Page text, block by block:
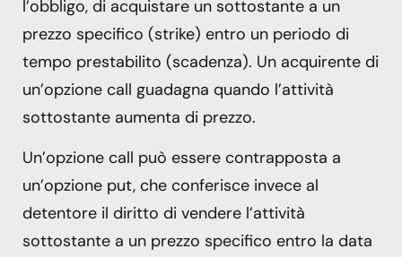
l’obbligo, di acquistare un sottostante a un
prezzo specifico (strike) entro un periodo di
tempo prestabilito (scadenza). Un acquirente di
un’opzione call guadagna quando l’attività
sottostante aumenta di prezzo.
Un’opzione call può essere contrapposta a
un’opzione put, che conferisce invece al
detentore il diritto di vendere l’attività
sottostante a un prezzo specifico entro la data